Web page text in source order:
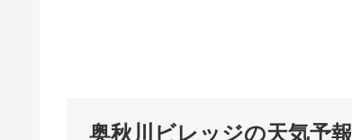
奥秋川ビレッジの天気予報